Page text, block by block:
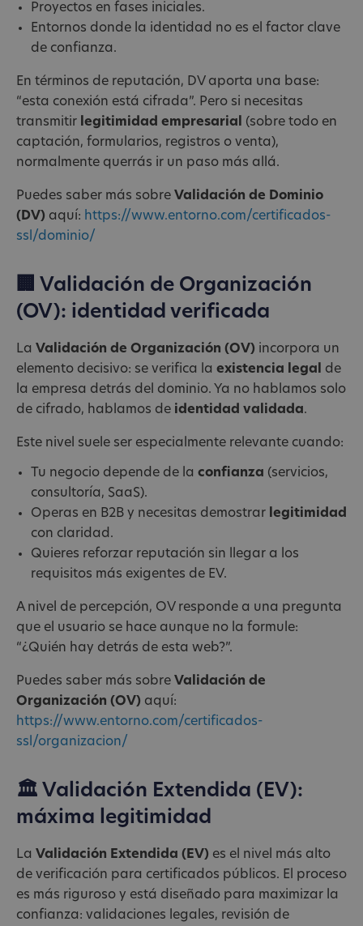
Proyectos en fases iniciales.
Entornos donde la identidad no es el factor clave
de confianza.
En términos de reputación, DV aporta una base:
“esta conexión está cifrada”. Pero si necesitas
transmitir legitimidad empresarial
(sobre todo en
captación, formularios, registros o venta),
normalmente querrás ir un paso más allá.
Puedes saber más sobre Validación de Dominio
(DV) aquí: https://www.entorno.com/certificados-
ssl/dominio/
🏢 Validación de Organización
(OV): identidad verificada
La Validación de Organización (OV) incorpora un
elemento decisivo: se verifica la existencia legal
de
la empresa detrás del dominio. Ya no hablamos solo
de cifrado, hablamos de identidad validada.
Este nivel suele ser especialmente relevante cuando:
Tu negocio depende de la confianza (servicios,
consultoría, SaaS).
Operas en B2B y necesitas demostrar legitimidad
con claridad.
Quieres reforzar reputación sin llegar a los
requisitos más exigentes de EV.
A nivel de percepción, OV responde a una pregunta
que el usuario se hace aunque no la formule:
“¿Quién hay detrás de esta web?”.
Puedes saber más sobre Validación de
Organización (OV) aquí:
https://www.entorno.com/certificados-
ssl/organizacion/
🏛 Validación Extendida (EV):
máxima legitimidad
La Validación Extendida (EV) es el nivel más alto
de verificación para certificados públicos. El proceso
es más riguroso y está diseñado para maximizar la
confianza: validaciones legales, revisión de